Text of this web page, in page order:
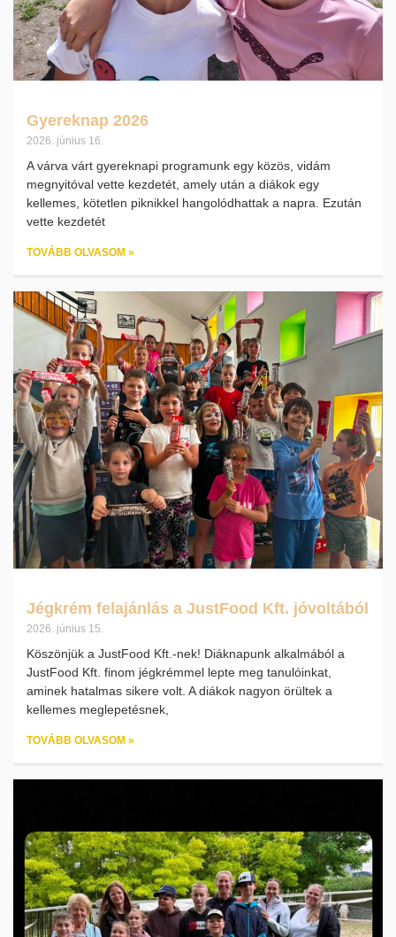
Gyereknap 2026
2026. június 16.
A várva várt gyereknapi programunk egy közös, vidám
megnyitóval vette kezdetét, amely után a diákok egy
kellemes, kötetlen piknikkel hangolódhattak a napra. Ezután
vette kezdetét
TOVÁBB OLVASOM »
Jégkrém felajánlás a JustFood Kft. jóvoltából
2026. június 15.
Köszönjük a JustFood Kft.-nek! Diáknapunk alkalmából a
JustFood Kft. finom jégkrémmel lepte meg tanulóinkat,
aminek hatalmas sikere volt. A diákok nagyon örültek a
kellemes meglepetésnek,
TOVÁBB OLVASOM »